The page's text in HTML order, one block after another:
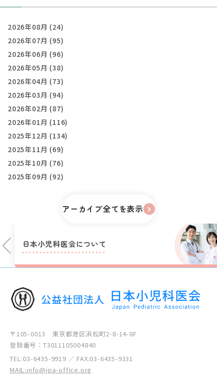
2026年08月 (24)
2026年07月 (95)
2026年06月 (96)
2026年05月 (38)
2026年04月 (73)
2026年03月 (94)
2026年02月 (87)
2026年01月 (116)
2025年12月 (134)
2025年11月 (69)
2025年10月 (76)
2025年09月 (92)
アーカイブ全てを表示
日本小児科医会について
〒105-0013 東京都港区浜松町2-8-14-8F
登録番号：T3011105004840
TEL:03-6435-9919 ／ FAX:03-6435-9331
MAIL:info@jpa-office.org